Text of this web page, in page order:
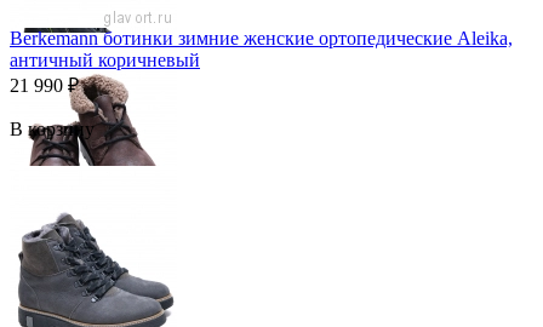
Berkemann ботинки зимние женские ортопедические Aleika,
античный коричневый
21 990 ₽
В корзину